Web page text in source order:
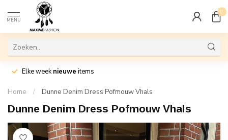
MENU
0
Elke weeknieuwe items
Home / Dunne Denim Dress Pofmouw Vhals
Dunne Denim Dress Pofmouw Vhals